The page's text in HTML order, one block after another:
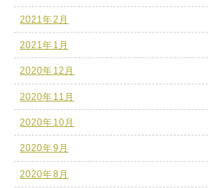
2021年2月
2021年1月
2020年12月
2020年11月
2020年10月
2020年9月
2020年8月